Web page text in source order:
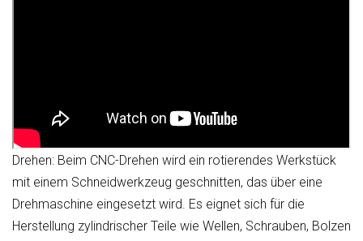
Drehen: Beim CNC-Drehen wird ein rotierendes Werkstück
mit einem Schneidwerkzeug geschnitten, das über eine
Drehmaschine eingesetzt wird. Es eignet sich für die
Herstellung zylindrischer Teile wie Wellen, Schrauben, Bolzen